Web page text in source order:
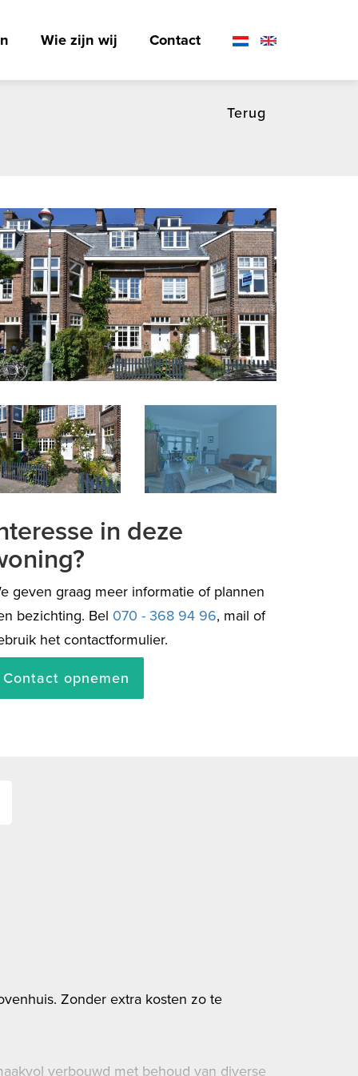
Wie zijn wij Contact
Terug
in deze
geven graag meer informatie of plannen
bezichting. Bel 070 - 368 94 96, mail of
het contactformulier.
Contact opnemen
Zonder extra kosten zo te
verbouwd met behoud van diverse